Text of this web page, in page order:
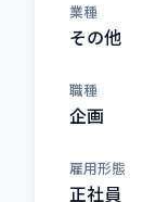
業種
その他
職種
企画
雇用形態
正社員